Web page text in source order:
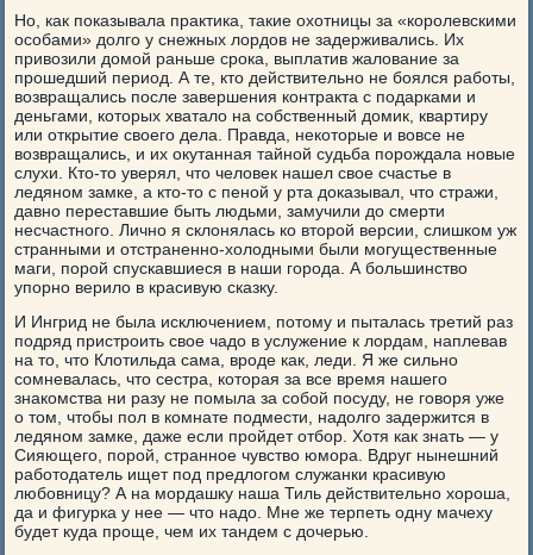
Но, как показывала практика, такие охотницы за «королевскими
особами» долго у снежных лордов не задерживались. Их
привозили домой раньше срока, выплатив жалование за
прошедший период. А те, кто действительно не боялся работы,
возвращались после завершения контракта с подарками и
деньгами, которых хватало на собственный домик, квартиру
или открытие своего дела. Правда, некоторые и вовсе не
возвращались, и их окутанная тайной судьба порождала новые
слухи. Кто-то уверял, что человек нашел свое счастье в
ледяном замке, а кто-то с пеной у рта доказывал, что стражи,
давно переставшие быть людьми, замучили до смерти
несчастного. Лично я склонялась ко второй версии, слишком уж
странными и отстраненно-холодными были могущественные
маги, порой спускавшиеся в наши города. А большинство
упорно верило в красивую сказку.
И Ингрид не была исключением, потому и пыталась третий раз
подряд пристроить свое чадо в услужение к лордам, наплевав
на то, что Клотильда сама, вроде как, леди. Я же сильно
сомневалась, что сестра, которая за все время нашего
знакомства ни разу не помыла за собой посуду, не говоря уже
о том, чтобы пол в комнате подмести, надолго задержится в
ледяном замке, даже если пройдет отбор. Хотя как знать — у
Сияющего, порой, странное чувство юмора. Вдруг нынешний
работодатель ищет под предлогом служанки красивую
любовницу? А на мордашку наша Тиль действительно хороша,
да и фигурка у нее — что надо. Мне же терпеть одну мачеху
будет куда проще, чем их тандем с дочерью.